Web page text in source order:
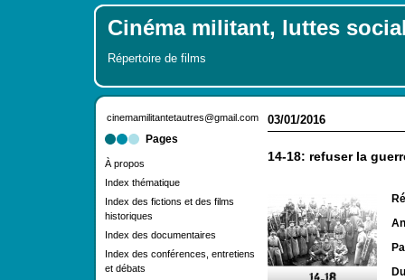
Cinéma militant, luttes
Répertoire de films
cinemamilitantetautres@gmail.com
Pages
À propos
Index thématique
Index des fictions et des films
historiques
Index des documentaires
Index des conférences, entretiens
et débats
03/01/2016
14-18: refuser la